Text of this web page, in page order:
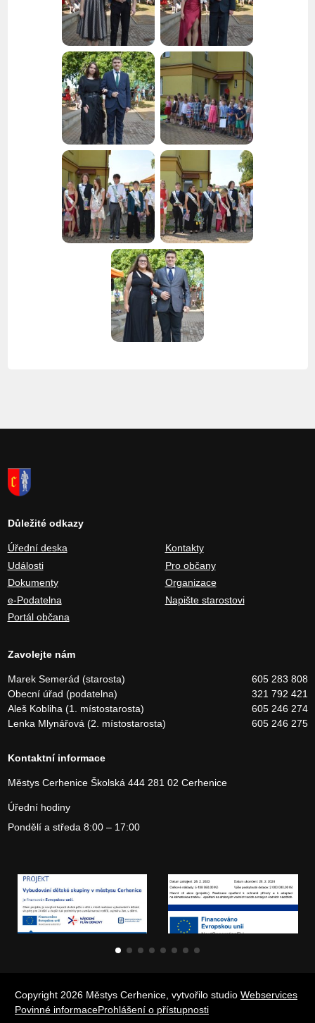
Důležité odkazy
Úřední deska
Události
Dokumenty
e-Podatelna
Portál občana
Kontakty
Pro občany
Organizace
Napište starostovi
Zavolejte nám
Marek Semerád (starosta)
605 283 808
Obecní úřad (podatelna)
321 792 421
Aleš Kobliha (1. místostarosta)
605 246 274
Lenka Mlynářová (2. místostarosta)
605 246 275
Kontaktní informace
Městys CerheniceŠkolská 444281 02 Cerhenice
Úřední hodiny
Pondělí a středa 8:00 – 17:00
Copyright 2026 Městys Cerhenice, vytvořilo studio Webservices
Povinné informaceProhlášení o přístupnosti